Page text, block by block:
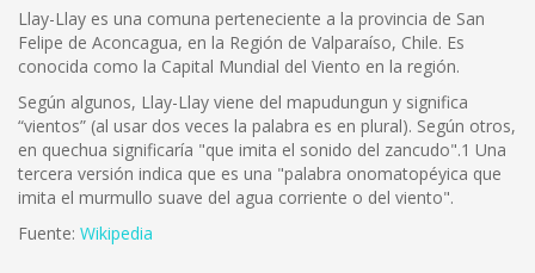
Llay-Llay es una comuna perteneciente a la provincia de San
Felipe de Aconcagua, en la Región de Valparaíso, Chile. Es
conocida como la Capital Mundial del Viento en la región.
Según algunos, Llay-Llay viene del mapudungun y significa
“vientos” (al usar dos veces la palabra es en plural). Según otros,
en quechua significaría "que imita el sonido del zancudo".1 Una
tercera versión indica que es una "palabra onomatopéyica que
imita el murmullo suave del agua corriente o del viento".
Fuente: Wikipedia